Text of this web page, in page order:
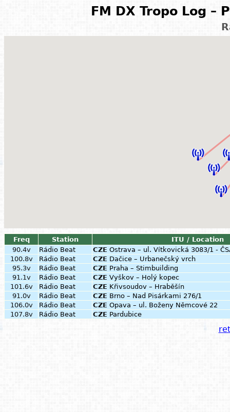
FM DX Tropo Log –
Freq Station
ITU / Location
90.4v
Rádio Beat CZE Ostrava – ul. Vítkovická 3083/1 -
100.8v
Rádio Beat CZE Dačice – Urbanečský vrch
95.3v
Rádio Beat CZE Praha – Stimbuilding
91.1v
Rádio Beat CZE Vyškov – Holý kopec
101.6v
Rádio Beat CZE Křivsoudov – Hraběšín
91.0v
Rádio Beat CZE Brno – Nad Pisárkami 276/1
106.0v
Rádio Beat CZE Opava – ul. Boženy Němcové 22
107.8v
Rádio Beat CZE Pardubice